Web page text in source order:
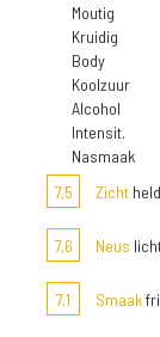
Moutig
Kruidig
Body
Koolzuur
Alcohol
Intensit.
Nasmaak
7,5
Zicht
7,6 Neus
7,1 Smaak